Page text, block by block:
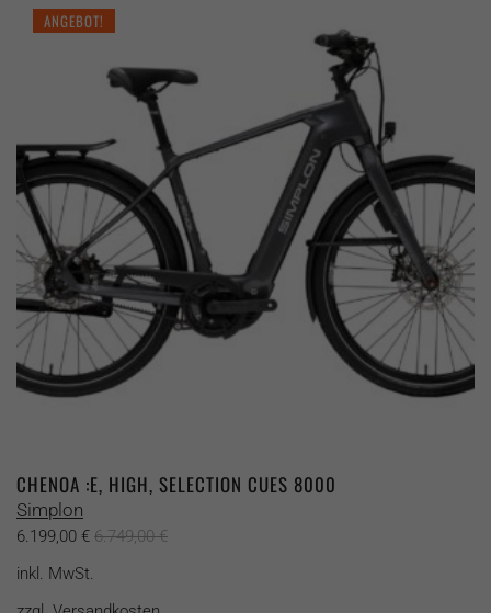
Die
können
auf
der
Produktseite
gewählt
werden
ANGEBOT!
CHENOA :E, HIGH, SELECTION CUES 8000
Simplon
6.199,00 € 6.749,00€
inkl. MwSt.